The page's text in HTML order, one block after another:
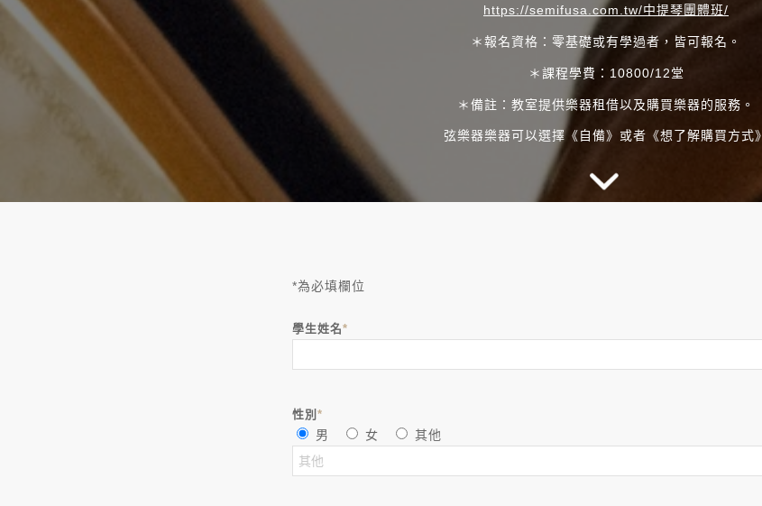
https://semifusa.com.tw/中提琴團體班/
＊報名資格：零基礎或有學過者，皆可報名。
＊課程學費：10800/12堂
＊備註：教室提供樂器租借以及購買樂器的服務。
弦樂器樂器可以選擇《自備》或者《想了解購買方式》
*為必填欄位
學生姓名*
性別 *
男 女 其他